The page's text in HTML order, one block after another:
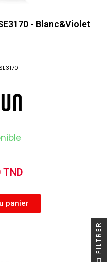
- Blanc&Violet
SE3170
TND
panier
FILTRER